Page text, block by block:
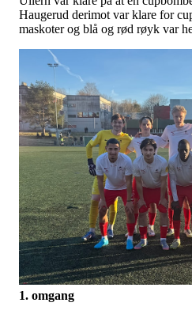
Haugerud derimot var klare for
maskoter og blå og rød røyk var
1. omgang